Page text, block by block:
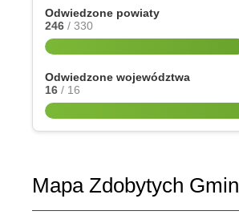
Odwiedzone powiaty
246 / 330
Odwiedzone województwa
16 / 16
Mapa Zdobytych Gmin